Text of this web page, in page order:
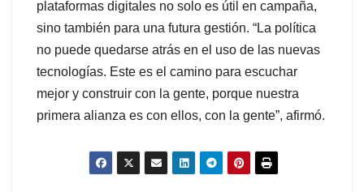
plataformas digitales no solo es útil en campaña,
sino también para una futura gestión. “La política
no puede quedarse atrás en el uso de las nuevas
tecnologías. Este es el camino para escuchar
mejor y construir con la gente, porque nuestra
primera alianza es con ellos, con la gente”, afirmó.